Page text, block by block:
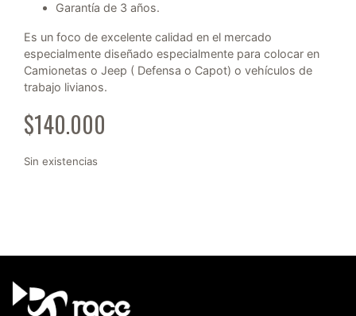
Garantía de 3 años.
Es un foco de excelente calidad en el mercado
especialmente diseñado especialmente para colocar en
Camionetas o Jeep ( Defensa o Capot) o vehículos de
trabajo livianos.
$140.000
Sin existencias